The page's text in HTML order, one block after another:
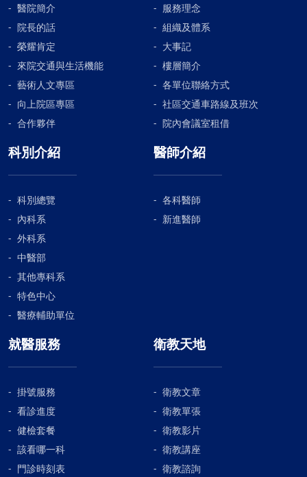
醫院簡介
服務理念
院長的話
組織及體系
榮耀肯定
大事記
來院交通與生活機能
樓層簡介
藝術人文專區
各單位聯絡方式
向上院區專區
社區交通車路線及班次
合作夥伴
院內會議室租借
科別介紹
科別總覽
內科系
外科系
中醫部
其他專科系
特色中心
醫療輔助單位
醫師介紹
各科醫師
新進醫師
就醫服務
掛號服務
看診進度
健檢套餐
該看哪一科
門診時刻表
衛教天地
衛教文章
衛教單張
衛教影片
衛教講座
衛教諮詢